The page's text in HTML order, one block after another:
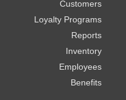
Customers
Loyalty Programs
Reports
Inventory
Employees
Benefits